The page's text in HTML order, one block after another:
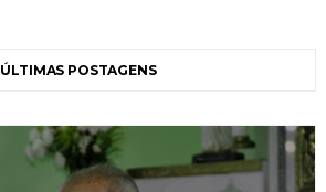
ÚLTIMAS POSTAGENS